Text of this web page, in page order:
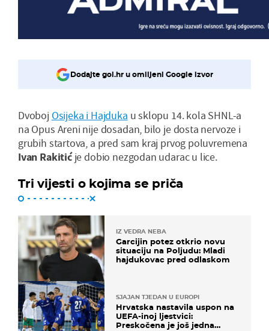
Dodajte gol.hr u omiljeni Google izvor
Dvoboj Osijeka i Hajduka u sklopu 14. kola SHNL-a
na Opus Areni nije dosadan, bilo je dosta nervoze i
grubih startova, a pred sam kraj prvog poluvremena
Ivan Rakitićje dobio nezgodan udarac u lice.
Tri vijesti o kojima se priča
IZ VEDRA NEBA
Garcijin potez otkrio novu
situaciju na Poljudu: Mladi
hajdukovac pred odlaskom
SJAJAN TJEDAN U EUROPI
Hrvatska nastavila uspon na
UEFA-inoj ljestvici:
Preskočena je još jedna